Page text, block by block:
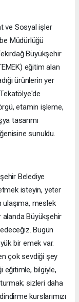
ve Sosyal işler
Müdürlüğü
Büyükşehir
eğitim alan
ürünlerin yer
etamin işleme,
tasarımı
sunuldu.
Belediye
isteyin, yeter
ulaşıma, meslek
alanda Büyükşehir
Bugün
bir emek var.
çok sevdiği şey
eğitimle, bilgiyle,
sizleri daha
kurslarımızı